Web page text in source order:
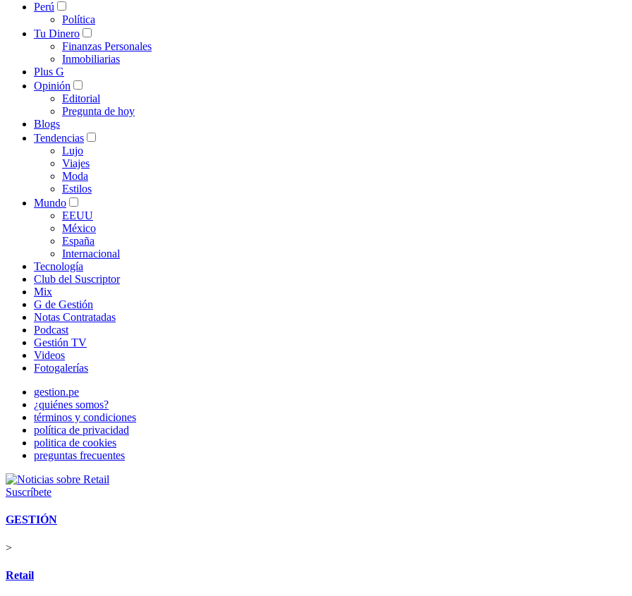
Perú
Política
Tu Dinero
Finanzas Personales
Inmobiliarias
Plus G
Opinión
Editorial
Pregunta de hoy
Blogs
Tendencias
Lujo
Viajes
Moda
Estilos
Mundo
EEUU
México
España
Internacional
Tecnología
Club del Suscriptor
Mix
G de Gestión
Notas Contratadas
Podcast
Gestión TV
Videos
Fotogalerías
gestion.pe
¿quiénes somos?
términos y condiciones
política de privacidad
politica de cookies
preguntas frecuentes
Suscríbete
GESTIÓN
>
Retail